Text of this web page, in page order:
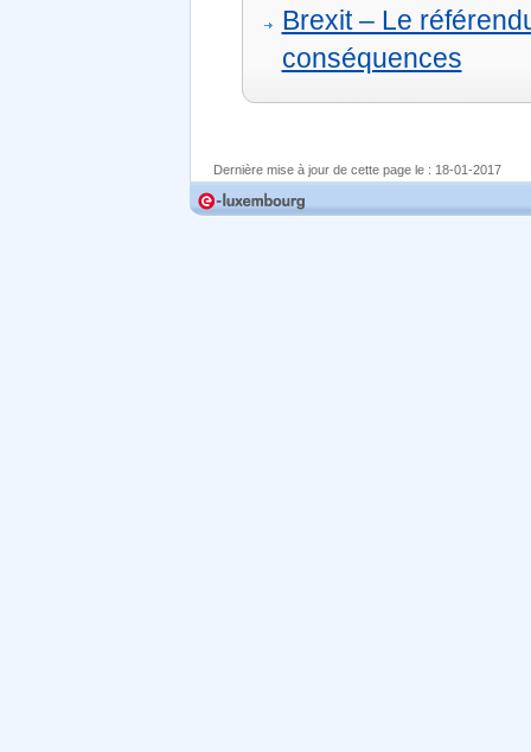
Brexit – Le
conséquences
Dernière mise à jour de cette page le : 18-01-2017